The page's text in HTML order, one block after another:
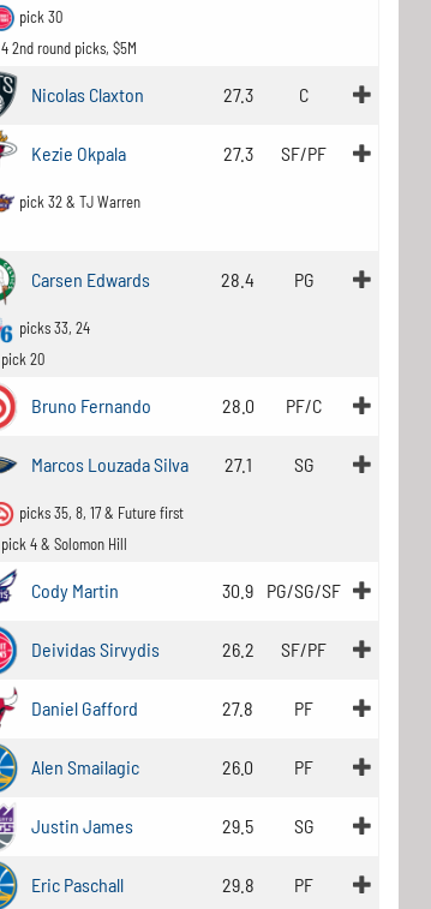
pick 30
4 2nd round picks, $5M
Nicolas Claxton 27.3 C
Kezie Okpala 27.3 SF/PF
pick 32 & TJ Warren
Carsen Edwards 28.4 PG
picks 33, 24
pick 20
Bruno Fernando 28.0 PF/C
Marcos Louzada Silva 27.1 SG
picks 35, 8, 17 & Future first
pick 4 & Solomon Hill
Cody Martin 30.9 PG/SG/SF
Deividas Sirvydis 26.2 SF/PF
Daniel Gafford 27.8 PF
Alen Smailagic 26.0 PF
Justin James 29.5 SG
Eric Paschall 29.8 PF